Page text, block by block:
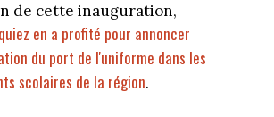
de cette inauguration,
en a profité pour annoncer
du port de l'uniforme dans les
scolaires de la région.